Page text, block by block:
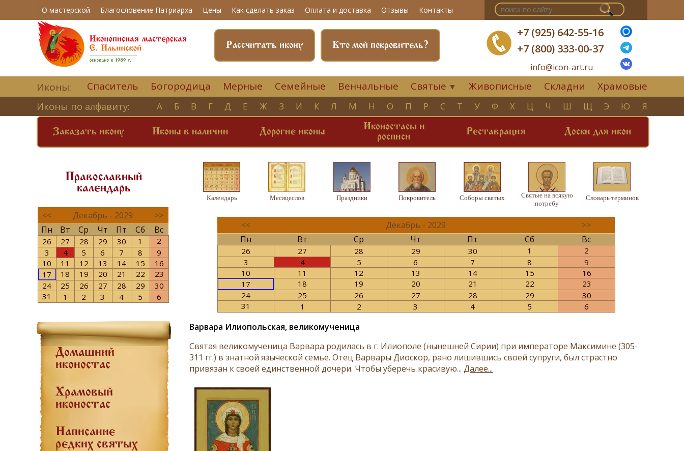
О мастерской Благословение Патриарха Цены Как сделать заказ Оплата и доставка Отзывы Контакты
+7 (925) 642-55-16
+7 (800) 333-00-37
info@icon-art.ru
Кто мой покровитель?
Рассчитать икону
Иконы: Спаситель Богородица Мерные Семейные Венчальные Святые ▼ Живописные Складни Храмовые
Иконы по алфавиту: А Б В Г Д Е Ж З И К Л М Н О П Р С Т У Ф Х Ц Ч Ш Щ Э Ю Я
Заказать икону Иконы в наличии Дорогие иконы
Иконостасы и
росписи
Реставрация Доски для икон
Православный
календарь
<< Декабрь - 2029
>>
Пн
Вт Ср Чт Пт Сб Вс
26 27 28 29 30 1
2
3
4 5 6 7 8
9
10
11 12 13 14 15
16
17
18 19 20 21 22
23
24
25 26 27 28 29
30
31
1 2 3 4 5 6
Домашний
иконостас
Храмовый
иконостас
Написание
редких святых
Календарь Месяцеслов Праздники Покровитель Соборы святых
Святые на всякую
потребу
Словарь терминов
<< Декабрь - 2029
>>
Пн
Вт Ср Чт Пт Сб Вс
26 27 28 29 30 1
2
3
4 5 6 7 8
9
10
11 12 13 14 15
16
17
18 19 20 21 22
23
24
25 26 27 28 29
30
31
1 2 3 4 5 6
Варвара Илиопольская, великомученица
Святая великомученица Варвара родилась в г. Илиополе (нынешней Сирии) при императоре Максимине (305-
311 гг.) в знатной языческой семье. Отец Варвары Диоскор, рано лишившись своей супруги, был страстно
привязан к своей единственной дочери. Чтобы уберечь красивую... Далее...